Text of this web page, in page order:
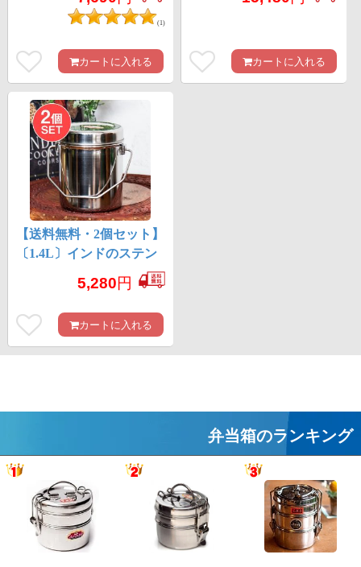
シュクラフト 焚き火と
キャンプの直火調理にも(1)
カートに入れる カートに入れる
【送料無料・2個セット】
〔1.4L〕インドのステン
レスミルクポット ビリ
ー缶 ブッシュクラフ
ト 焚き火とキャンプの
直火調理にも
5,280円
カートに入れる
弁当箱のランキング